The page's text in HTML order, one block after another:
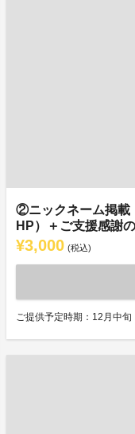
②ニックネーム掲載
HP）＋ご支援感謝
¥3,000 (税込)
ご提供予定時期：12月中旬